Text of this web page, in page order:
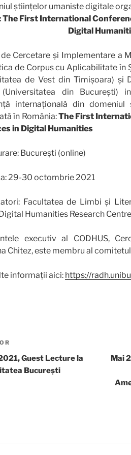
științelor umaniste digitale
The First International
Digital
Cercetare și Implementare a
de Corpus cu Aplicabilitate în
de Vest din Timișoara) și
(Universitatea din București)
internațională din domeniul
în România:The First
in Digital Humanities
București (online)
29-30 octombrie 2021
Facultatea de Limbi și
Humanities Research
executiv al CODHUS,
Chitez, este membru al
informații aici: https://
Guest Lecture la
București
Mai